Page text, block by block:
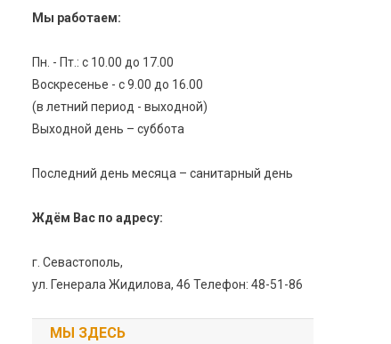
Мы работаем:
Пн. - Пт.: с 10.00 до 17.00
Воскресенье - с 9.00 до 16.00
(в летний период - выходной)
Выходной день – суббота
Последний день месяца – санитарный день
Ждём Вас по адресу:
г. Севастополь,
ул. Генерала Жидилова, 46 Телефон: 48-51-86
МЫ ЗДЕСЬ